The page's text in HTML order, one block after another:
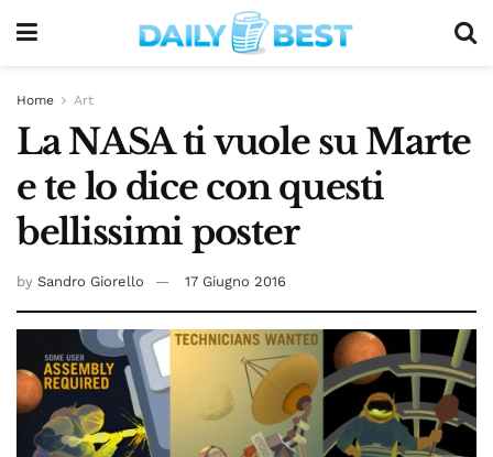
Home Art
La NASA ti vuole su Marte
e te lo dice con questi
bellissimi poster
by Sandro Giorello 17 Giugno 2016